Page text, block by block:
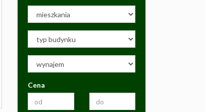
Cena